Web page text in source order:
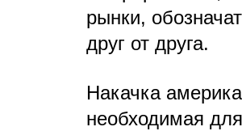
рынки,
друг от друга.
Накачка
необходимая